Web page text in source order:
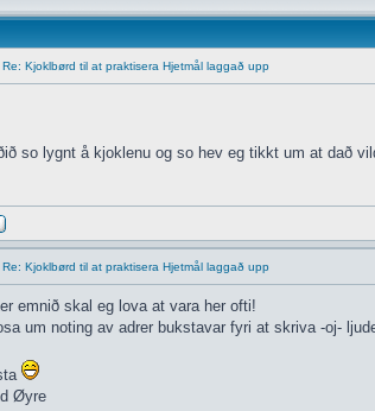
Re: Kjoklbørd til at praktisera Hjetmål laggað upp
so lygnt å kjoklenu og so hev eg tikkt um at dað
Re: Kjoklbørd til at praktisera Hjetmål laggað upp
emnið skal eg lova at vara her ofti!
um noting av adrer bukstavar fyri at skriva -oj-
Øyre